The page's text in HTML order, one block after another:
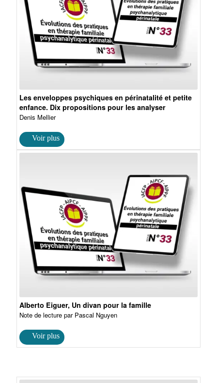
Les enveloppes psychiques en périnatalité et petite
enfance. Dix propositions pour les analyser
Denis Mellier
Alberto Eiguer, Un divan pour la famille
Note de lecture par Pascal Nguyen